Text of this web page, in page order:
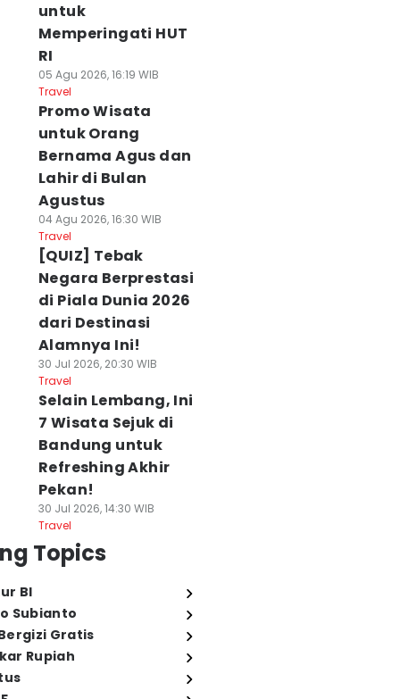
untuk
Memperingati HUT
RI
05 Agu 2026, 16:19 WIB
Travel
Promo Wisata
untuk Orang
Bernama Agus dan
Lahir di Bulan
Agustus
04 Agu 2026, 16:30 WIB
Travel
[QUIZ] Tebak
Negara Berprestasi
di Piala Dunia 2026
dari Destinasi
Alamnya Ini!
30 Jul 2026, 20:30 WIB
Travel
Selain Lembang, Ini
7 Wisata Sejuk di
Bandung untuk
Refreshing Akhir
Pekan!
30 Jul 2026, 14:30 WIB
Travel
Topics
BI
Subianto
Gratis
Rupiah